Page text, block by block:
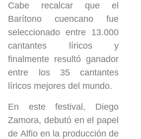
Cabe recalcar que el
Barítono cuencano fue
seleccionado entre 13.000
cantantes líricos y
finalmente resultó ganador
entre los 35 cantantes
líricos mejores del mundo.
En este festival, Diego
Zamora, debutó en el papel
de Alfio en la producción de